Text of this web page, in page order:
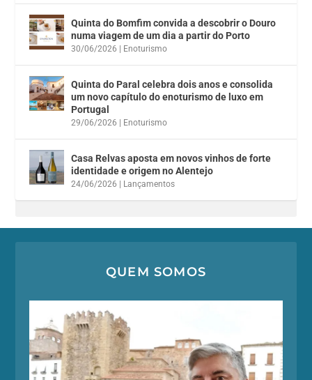
Quinta do Bomfim convida a descobrir o Douro
numa viagem de um dia a partir do Porto
30/06/2026 Enoturismo
Quinta do Paral celebra dois anos e consolida
um novo capítulo do enoturismo de luxo em
Portugal
29/06/2026 Enoturismo
Casa Relvas aposta em novos vinhos de forte
identidade e origem no Alentejo
24/06/2026 Lançamentos
QUEM SOMOS